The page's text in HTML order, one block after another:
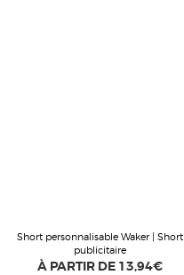
Short personnalisable Waker | Short
publicitaire
À PARTIR DE 13,94€